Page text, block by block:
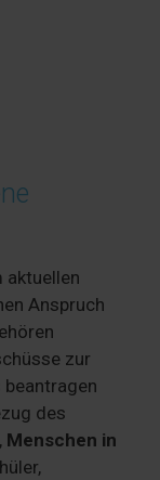
aktuellen
Anspruch
zur
des
Menschen in